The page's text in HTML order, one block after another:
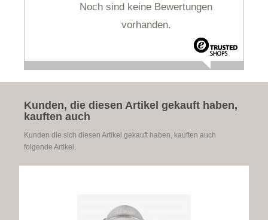
Noch sind keine Bewertungen
vorhanden.
Kunden, die diesen Artikel gekauft haben,
kauften auch
Kunden die sich diesen Artikel gekauft haben, kauften auch
folgende Artikel.